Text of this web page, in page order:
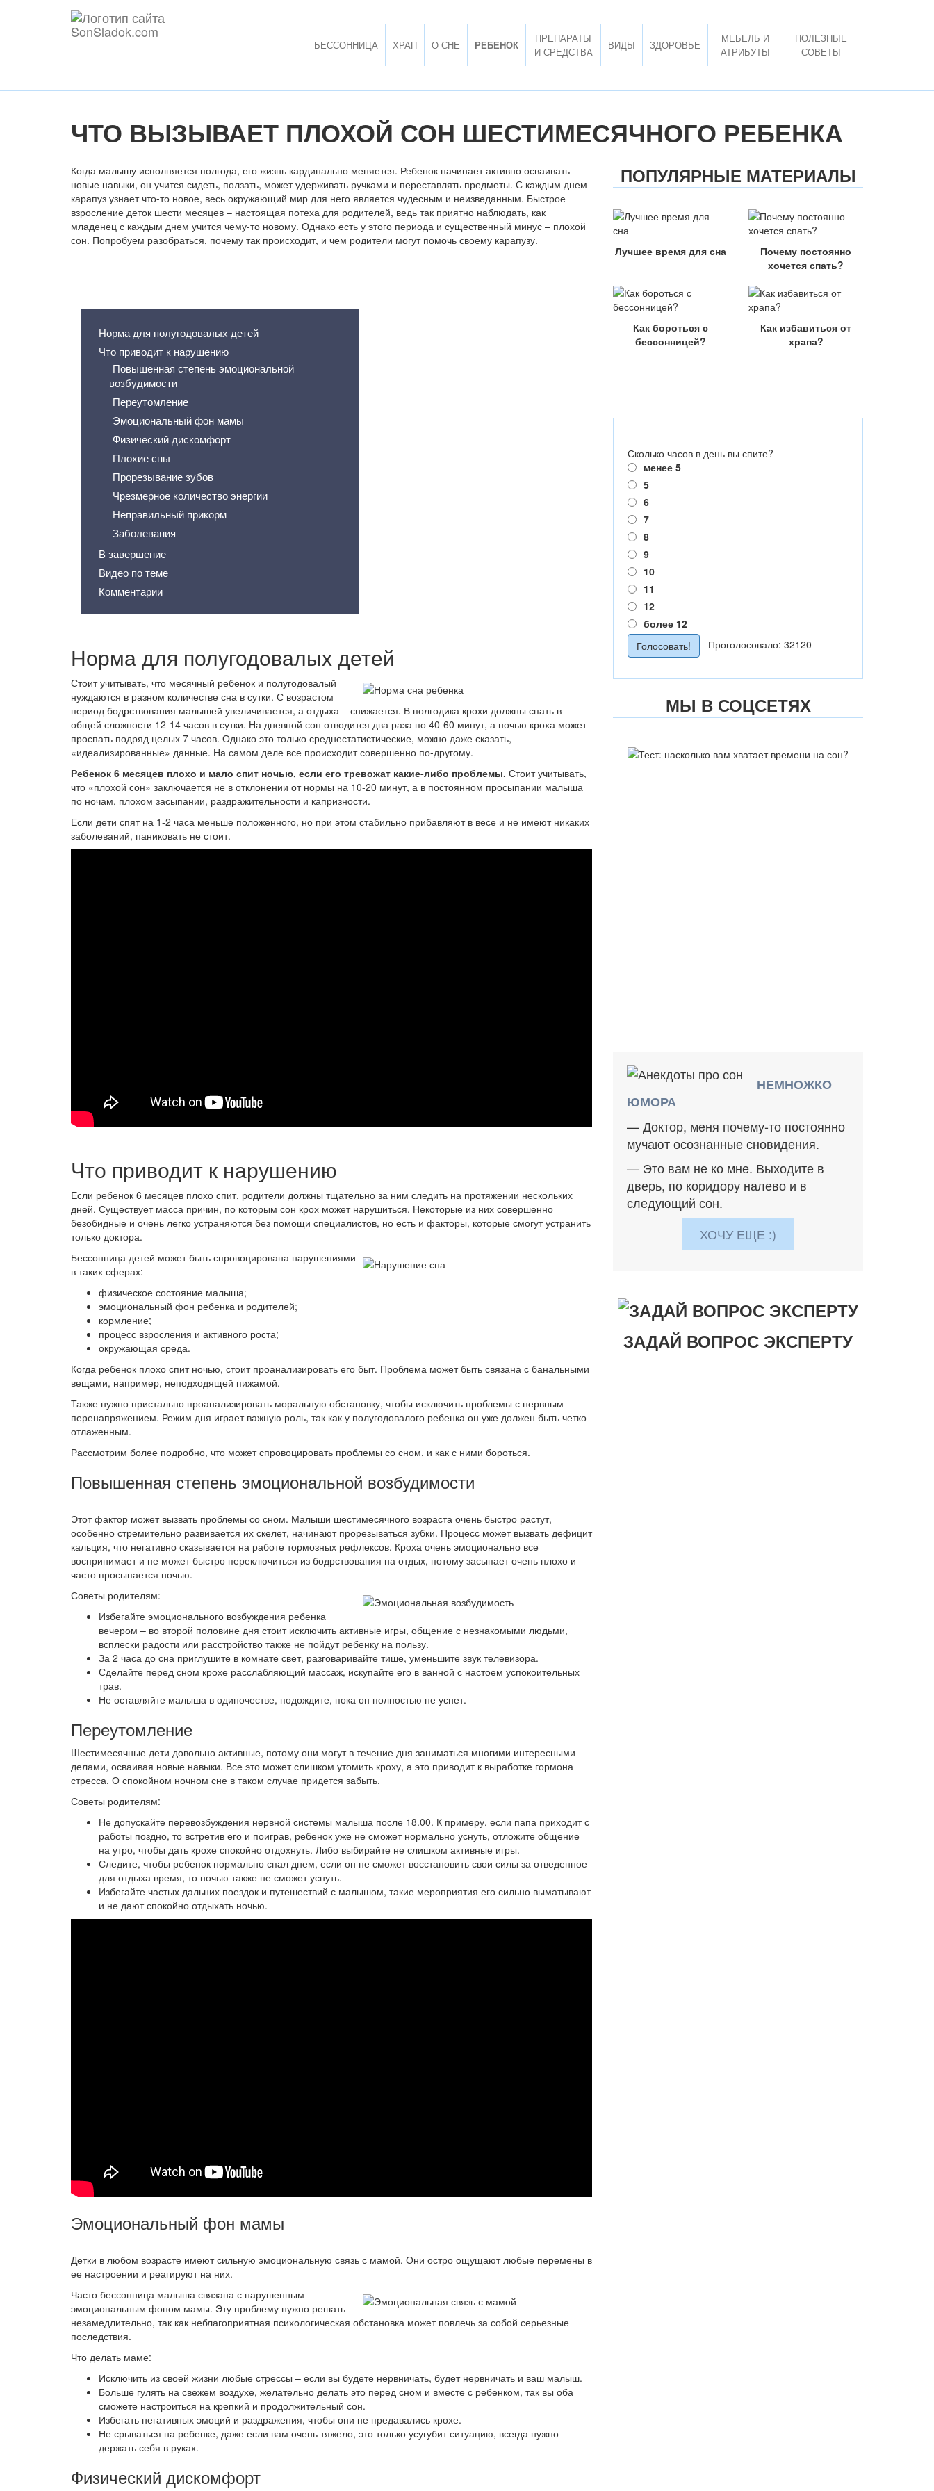
БЕССОННИЦА ХРАП О СНЕ РЕБЕНОК
ПРЕПАРАТЫ
И СРЕДСТВА
ВИДЫ ЗДОРОВЬЕ
МЕБЕЛЬ И
АТРИБУТЫ
ПОЛЕЗНЫЕ
СОВЕТЫ
ЧТО ВЫЗЫВАЕТ ПЛОХОЙ СОН ШЕСТИМЕСЯЧНОГО РЕБЕНКА
Когда малышу исполняется полгода, его жизнь кардинально меняется. Ребенок начинает активно осваивать
новые навыки, он учится сидеть, ползать, может удерживать ручками и переставлять предметы. С каждым днем
карапуз узнает что-то новое, весь окружающий мир для него является чудесным и неизведанным. Быстрое
взросление деток шести месяцев – настоящая потеха для родителей, ведь так приятно наблюдать, как
младенец с каждым днем учится чему-то новому. Однако есть у этого периода и существенный минус – плохой
сон. Попробуем разобраться, почему так происходит, и чем родители могут помочь своему карапузу.
Норма для полугодовалых детей
Что приводит к нарушению
Повышенная степень эмоциональной
возбудимости
Переутомление
Эмоциональный фон мамы
Физический дискомфорт
Плохие сны
Прорезывание зубов
Чрезмерное количество энергии
Неправильный прикорм
Заболевания
В завершение
Видео по теме
Комментарии
Норма для полугодовалых детей
Стоит учитывать, что месячный ребенок и полугодовалый
нуждаются в разном количестве сна в сутки. С возрастом
период бодрствования малышей увеличивается, а отдыха – снижается. В полгодика крохи должны спать в
общей сложности 12-14 часов в сутки. На дневной сон отводится два раза по 40-60 минут, а ночью кроха может
проспать подряд целых 7 часов. Однако это только среднестатистические, можно даже сказать,
«идеализированные» данные. На самом деле все происходит совершенно по-другому.
Ребенок 6 месяцев плохо и мало спит ночью, если его тревожат какие-либо проблемы. Стоит учитывать,
что «плохой сон» заключается не в отклонении от нормы на 10-20 минут, а в постоянном просыпании малыша
по ночам, плохом засыпании, раздражительности и капризности.
Если дети спят на 1-2 часа меньше положенного, но при этом стабильно прибавляют в весе и не имеют никаких
заболеваний, паниковать не стоит.
Что приводит к нарушению
Если ребенок 6 месяцев плохо спит, родители должны тщательно за ним следить на протяжении нескольких
дней. Существует масса причин, по которым сон крох может нарушиться. Некоторые из них совершенно
безобидные и очень легко устраняются без помощи специалистов, но есть и факторы, которые смогут устранить
только доктора.
Бессонница детей может быть спровоцирована нарушениями
в таких сферах:
физическое состояние малыша;
эмоциональный фон ребенка и родителей;
кормление;
процесс взросления и активного роста;
окружающая среда.
Когда ребенок плохо спит ночью, стоит проанализировать его быт. Проблема может быть связана с банальными
вещами, например, неподходящей пижамой.
Также нужно пристально проанализировать моральную обстановку, чтобы исключить проблемы с нервным
перенапряжением. Режим дня играет важную роль, так как у полугодовалого ребенка он уже должен быть четко
отлаженным.
Рассмотрим более подробно, что может спровоцировать проблемы со сном, и как с ними бороться.
Повышенная степень эмоциональной возбудимости
Этот фактор может вызвать проблемы со сном. Малыши шестимесячного возраста очень быстро растут,
особенно стремительно развивается их скелет, начинают прорезываться зубки. Процесс может вызвать дефицит
кальция, что негативно сказывается на работе тормозных рефлексов. Кроха очень эмоционально все
воспринимает и не может быстро переключиться из бодрствования на отдых, потому засыпает очень плохо и
часто просыпается ночью.
Советы родителям:
Избегайте эмоционального возбуждения ребенка
вечером – во второй половине дня стоит исключить активные игры, общение с незнакомыми людьми,
всплески радости или расстройство также не пойдут ребенку на пользу.
За 2 часа до сна приглушите в комнате свет, разговаривайте тише, уменьшите звук телевизора.
Сделайте перед сном крохе расслабляющий массаж, искупайте его в ванной с настоем успокоительных
трав.
Не оставляйте малыша в одиночестве, подождите, пока он полностью не уснет.
Переутомление
Шестимесячные дети довольно активные, потому они могут в течение дня заниматься многими интересными
делами, осваивая новые навыки. Все это может слишком утомить кроху, а это приводит к выработке гормона
стресса. О спокойном ночном сне в таком случае придется забыть.
Советы родителям:
Не допускайте перевозбуждения нервной системы малыша после 18.00. К примеру, если папа приходит с
работы поздно, то встретив его и поиграв, ребенок уже не сможет нормально уснуть, отложите общение
на утро, чтобы дать крохе спокойно отдохнуть. Либо выбирайте не слишком активные игры.
Следите, чтобы ребенок нормально спал днем, если он не сможет восстановить свои силы за отведенное
для отдыха время, то ночью также не сможет уснуть.
Избегайте частых дальних поездок и путешествий с малышом, такие мероприятия его сильно выматывают
и не дают спокойно отдыхать ночью.
Эмоциональный фон мамы
Детки в любом возрасте имеют сильную эмоциональную связь с мамой. Они остро ощущают любые перемены в
ее настроении и реагируют на них.
Часто бессонница малыша связана с нарушенным
эмоциональным фоном мамы. Эту проблему нужно решать
незамедлительно, так как неблагоприятная психологическая обстановка может повлечь за собой серьезные
последствия.
Что делать маме:
Исключить из своей жизни любые стрессы – если вы будете нервничать, будет нервничать и ваш малыш.
Больше гулять на свежем воздухе, желательно делать это перед сном и вместе с ребенком, так вы оба
сможете настроиться на крепкий и продолжительный сон.
Избегать негативных эмоций и раздражения, чтобы они не предавались крохе.
Не срываться на ребенке, даже если вам очень тяжело, это только усугубит ситуацию, всегда нужно
держать себя в руках.
Физический дискомфорт
ПОПУЛЯРНЫЕ МАТЕРИАЛЫ
Лучшее время для сна
Почему постоянно
хочется спать?
Как бороться с
бессонницей?
Как избавиться от
храпа?
ОПРОС
Сколько часов в день вы спите?
менее 5
5
6
7
8
9
10
11
12
более 12
Проголосовало: 32120
МЫ В СОЦСЕТЯХ
НЕМНОЖКО
ЮМОРА
— Доктор, меня почему-то постоянно
мучают осознанные сновидения.
— Это вам не ко мне. Выходите в
дверь, по коридору налево и в
следующий сон.
ХОЧУ ЕЩЕ :)
ЗАДАЙ ВОПРОС ЭКСПЕРТУ